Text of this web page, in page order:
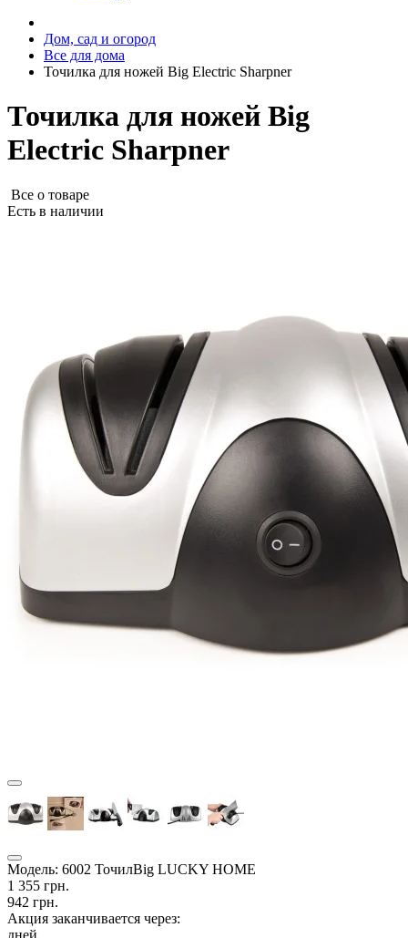
Дом, сад и огород
Все для дома
Точилка для ножей Big Electric Sharpner
Точилка для ножей Big
Electric Sharpner
Все о товаре
Есть в наличии
Модель: 6002 ТочилBig LUCKY HOME
1 355 грн.
942 грн.
Акция заканчивается через:
дней